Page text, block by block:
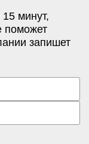
минут,
поможет
запишет